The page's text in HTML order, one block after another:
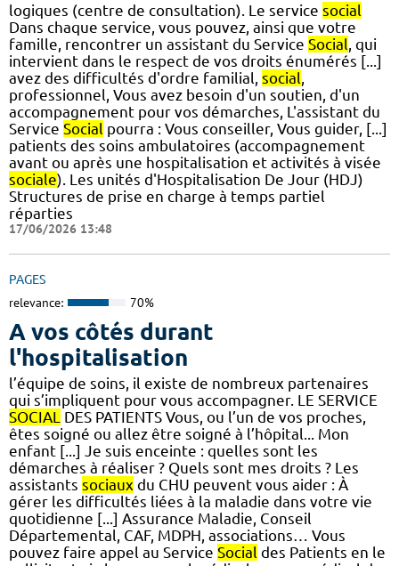
logiques (centre de consultation). Le service social
Dans chaque service, vous pouvez, ainsi que votre
famille, rencontrer un assistant du Service Social , qui
intervient dans le respect de vos droits énumérés [...]
avez des difficultés d'ordre familial, social
professionnel, Vous avez besoin d'un soutien, d'un
accompagnement pour vos démarches, L'assistant du
Service Social pourra : Vous conseiller, Vous guider, [...]
patients des soins ambulatoires (accompagnement
avant ou après une hospitalisation et activités à visée
sociale). Les unités d'Hospitalisation De Jour (HDJ)
Structures de prise en charge à temps partiel
réparties
17/06/2026 13:48
PAGES
relevance: 70%
A vos côtés durant
l'hospitalisation
l’équipe de soins, il existe de nombreux partenaires
qui s’impliquent pour vous accompagner. LE SERVICE
SOCIAL DES PATIENTS Vous, ou l’un de vos proches,
êtes soigné ou allez être soigné à l’hôpital... Mon
enfant [...] Je suis enceinte : quelles sont les
démarches à réaliser ? Quels sont mes droits ? Les
assistants sociaux du CHU peuvent vous aider : À
gérer les difficultés liées à la maladie dans votre vie
quotidienne [...] Assurance Maladie, Conseil
Départemental, CAF, MDPH, associations… Vous
pouvez faire appel au Service Social des Patients en le